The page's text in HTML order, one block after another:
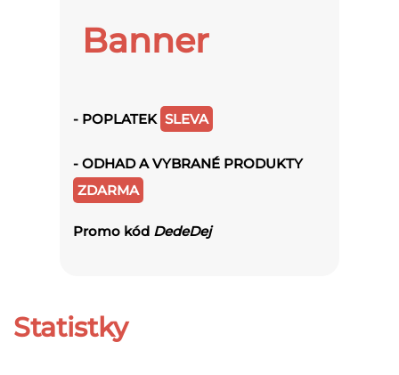
Banner
- POPLATEK SLEVA
- ODHAD A VYBRANÉ PRODUKTY
ZDARMA
Promo kód DedeDej
Statistky